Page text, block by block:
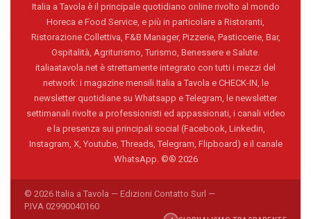
Italia a Tavola è il principale quotidiano online rivolto al mondo
Horeca e Food Service, e più in particolare a Ristoranti,
Ristorazione Collettiva, F&B Manager, Pizzerie, Pasticcerie, Bar,
Ospitalità, Agriturismo, Turismo, Benessere e Salute.
italiaatavola.net è strettamente integrato con tutti i mezzi del
network: i magazine mensili Italia a Tavola e CHECK-IN, le
newsletter quotidiane su Whatsapp e Telegram, le newsletter
settimanali rivolte a professionisti ed appassionati, i canali video
e la presenza sui principali social (Facebook, Linkedin,
Instagram, X, Youtube, Threads, Telegram, Flipboard) e il canale
WhatsApp. ©® 2026
© 2026 Italia a Tavola — Edizioni Contatto Surl —
P.IVA 02990040160